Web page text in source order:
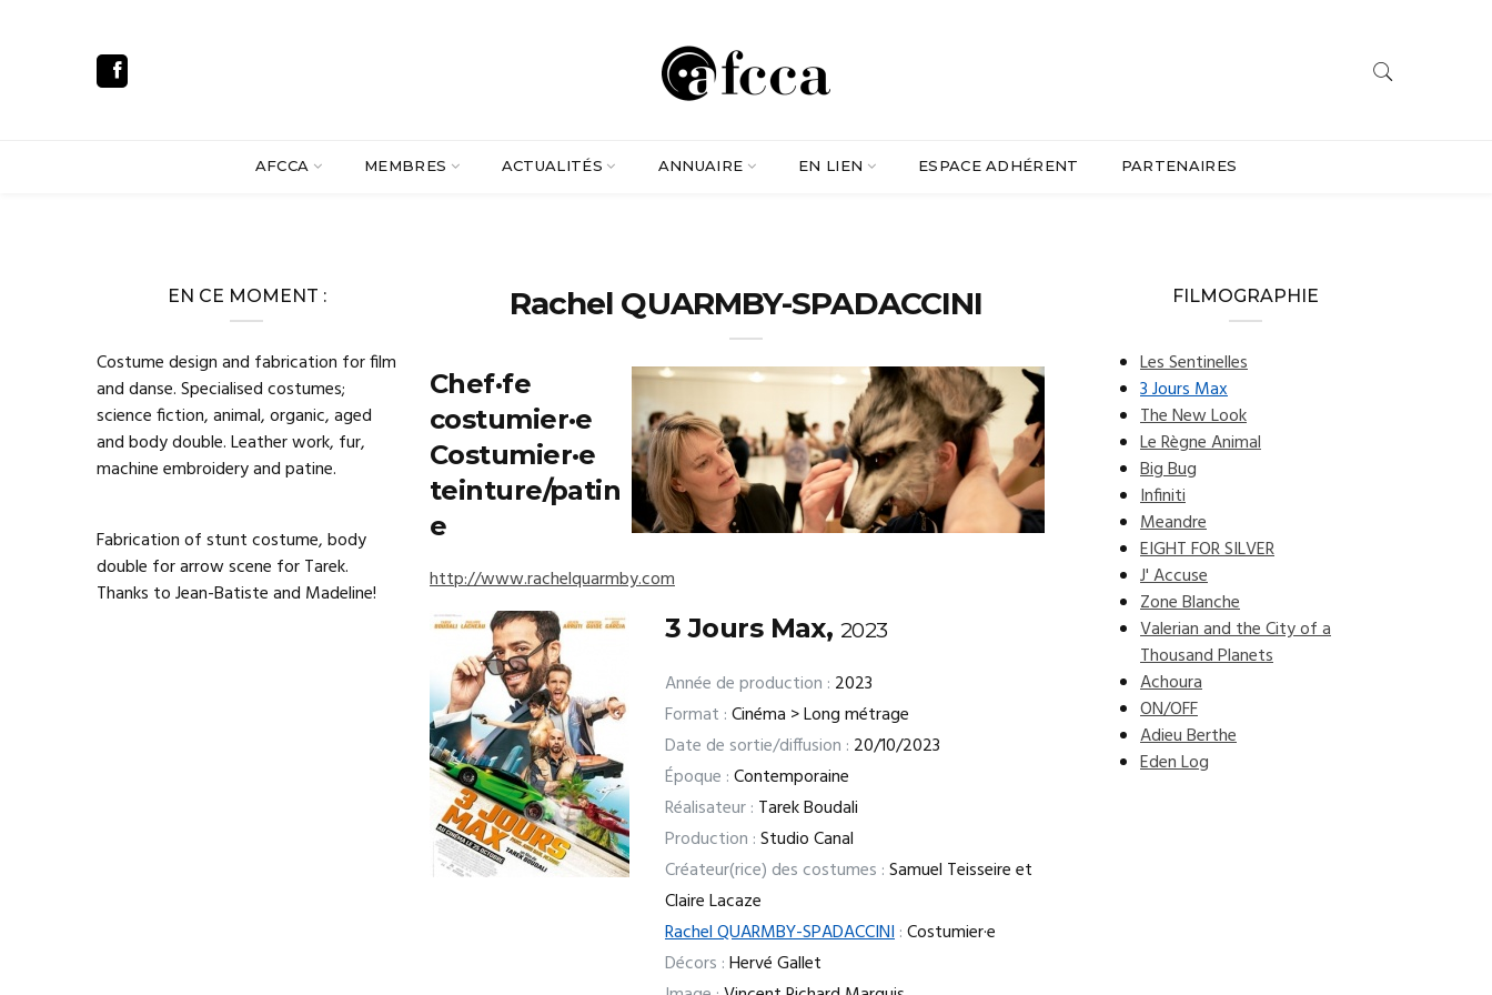
AFCCA MEMBRES ACTUALITÉS ANNUAIRE EN LIEN ESPACE ADHÉRENT PARTENAIRES
Rachel QUARMBY-SPADACCINI
Chef·fe
costumier·e
Costumier·e
teinture/patin
e
http://www.rachelquarmby.com
3 Jours Max, 2023
Année de production : 2023
Format :Cinéma > Long métrage
Date de sortie/diffusion : 20/10/2023
Époque :Contemporaine
Réalisateur : Tarek Boudali
Production :Studio Canal
Créateur(rice) des costumes :Samuel Teisseire et
Claire Lacaze
Rachel QUARMBY-SPADACCINI:Costumier·e
Décors :Hervé Gallet
EN CE MOMENT :
Costume design and fabrication for film
and danse. Specialised costumes;
science fiction, animal, organic, aged
and body double. Leather work, fur,
machine embroidery and patine.
Fabrication of stunt costume, body
double for arrow scene for Tarek.
Thanks to Jean-Batiste and Madeline!
FILMOGRAPHIE
Les Sentinelles
3 Jours Max
The New Look
Le Règne Animal
Big Bug
Infiniti
Meandre
EIGHT FOR SILVER
J' Accuse
Zone Blanche
Valerian and the City of a
Thousand Planets
Achoura
ON/OFF
Adieu Berthe
Eden Log